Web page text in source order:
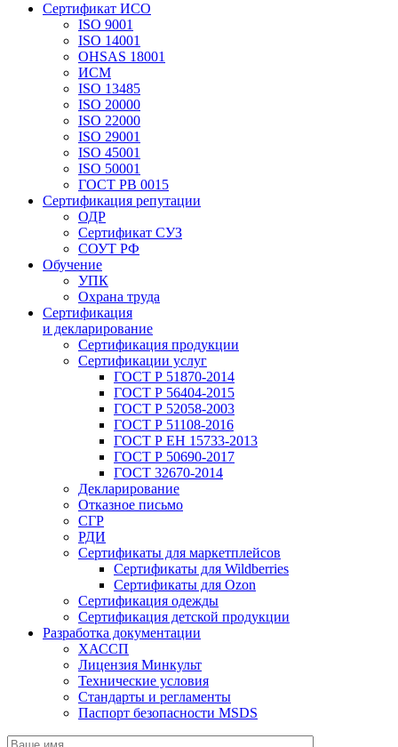
Сертификат ИСО
ISO 9001
ISO 14001
OHSAS 18001
ИСМ
ISO 13485
ISO 20000
ISO 22000
ISO 29001
ISO 45001
ISO 50001
ГОСТ РВ 0015
Сертификация репутации
ОДР
Сертификат СУЗ
СОУТ РФ
Обучение
УПК
Охрана труда
Сертификация
и декларирование
Сертификация продукции
Сертификации услуг
ГОСТ Р 51870-2014
ГОСТ Р 56404-2015
ГОСТ Р 52058-2003
ГОСТ Р 51108-2016
ГОСТ Р ЕН 15733-2013
ГОСТ Р 50690-2017
ГОСТ 32670-2014
Декларирование
Отказное письмо
СГР
РДИ
Сертификаты для маркетплейсов
Сертификаты для Wildberries
Сертификаты для Ozon
Сертификация одежды
Сертификация детской продукции
Разработка документации
ХАССП
Лицензия Минкульт
Технические условия
Стандарты и регламенты
Паспорт безопасности MSDS